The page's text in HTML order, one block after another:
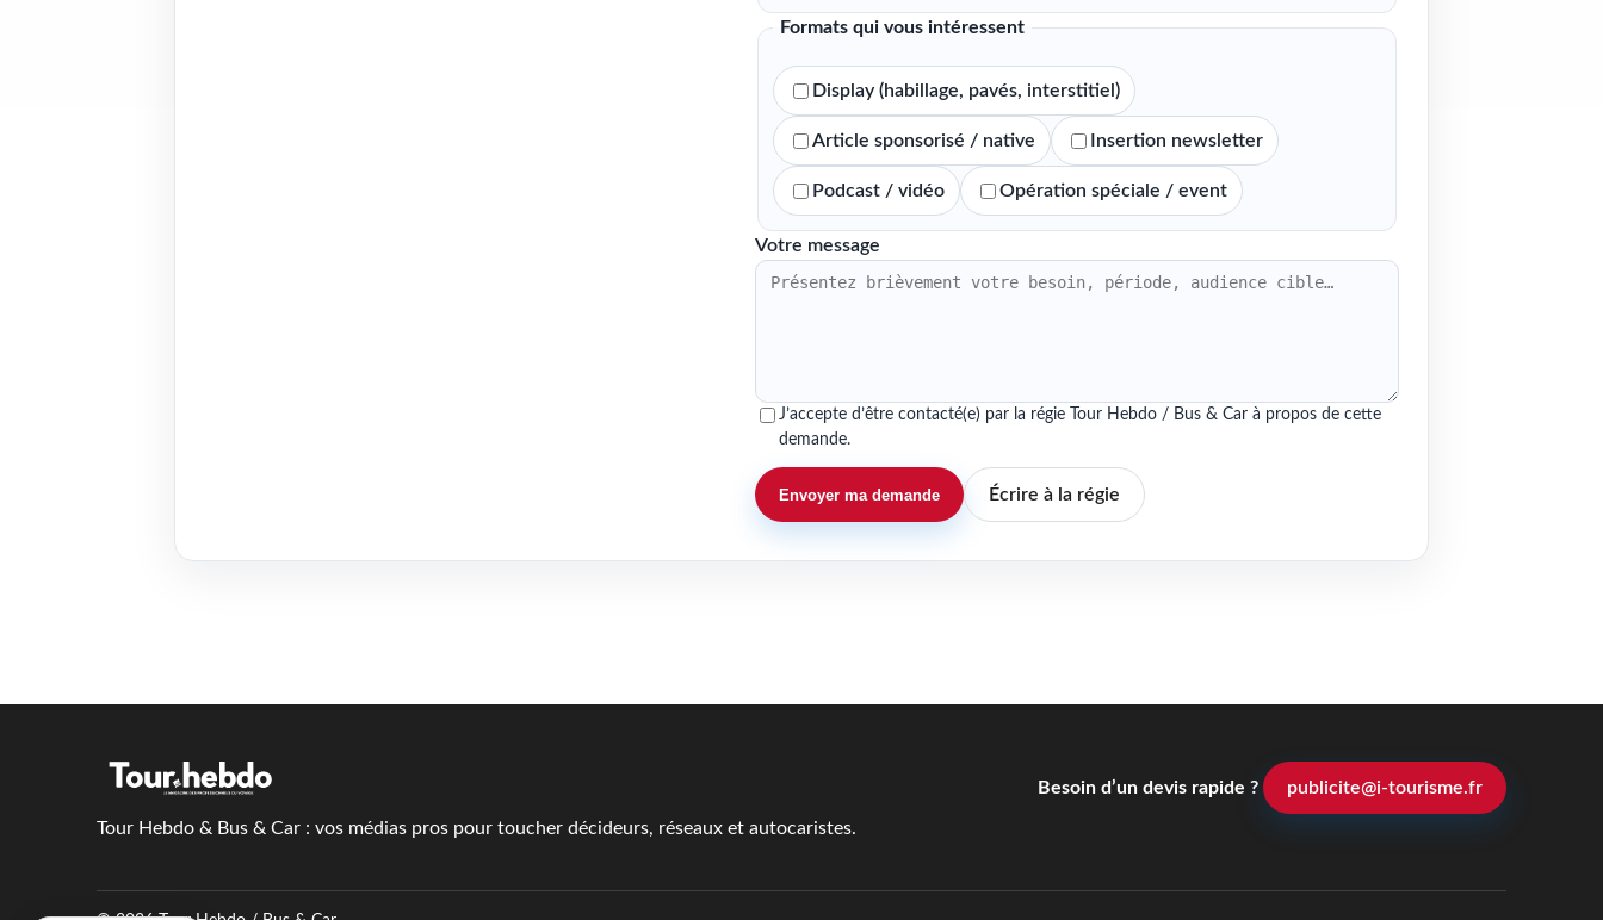
Formats qui vous intéressent
Display (habillage, pavés, interstitiel)
Article sponsorisé / native Insertion newsletter
Podcast / vidéo Opération spéciale / event
Votre message
J’accepte d’être contacté(e) par la régie Tour Hebdo / Bus & Car à propos de cette
demande.
Envoyer ma demande Écrire à la régie
Tour Hebdo & Bus & Car : vos médias pros pour toucher décideurs, réseaux et autocaristes.
Besoin d’un devis rapide ? publicite@i-tourisme.fr